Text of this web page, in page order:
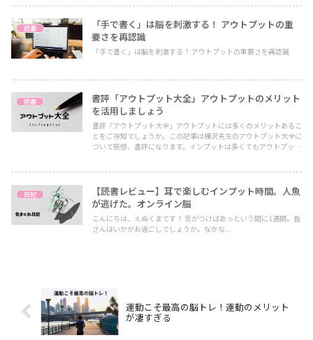
読書
「手で書く」は脳を刺激する！ アウトプットの重
要さを再認識
「手で書く」は脳を刺激する！ アウトプットの重要さを再認識
読書
書評「アウトプット大全」アウトプットのメリット
を活用しましょう
書評「アウトプット大全」アウトプットには多くのメリットあるこ
とをご存知でしょうか。この記事は樺沢先生のアウトプット大全に
ついて感想、書評になります。インプットは多くてもアウトプット
日記
【読書レビュー】耳で楽しむインプット時間。人魚
が逃げた。オンライン脳
こんにちは、えぬくまです！ 気がつけばあっという間に1週間。皆
さんはいかがお過ごしでしょうか。なかな...
運動こそ最高の脳トレ！運動のメリット
が凄すぎる